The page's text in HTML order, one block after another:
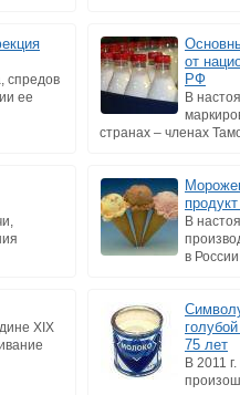
спредов
ее
от
РФ
В
странах – членах
В
в
XIX
75 лет
В 2011